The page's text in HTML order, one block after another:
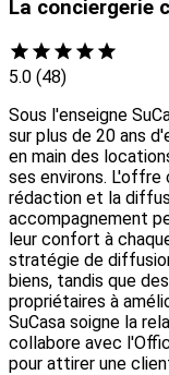
La conciergerie
5.0 (48)
Sous l'enseigne
sur plus de 20 ans
en main des
ses environs.
rédaction et la
accompagnement
leur confort à
stratégie de
biens, tandis que
propriétaires à
SuCasa soigne la
collabore avec
pour attirer une